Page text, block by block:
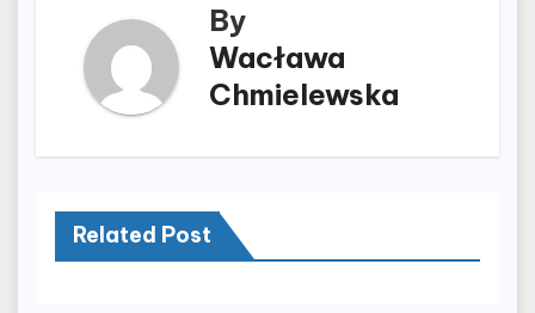
By
Wacława
Chmielewska
Related Post